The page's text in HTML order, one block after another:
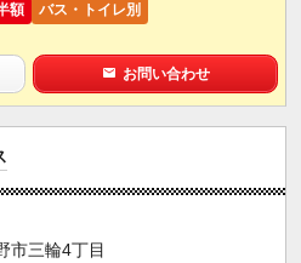
額
バス・トイレ別
お問い合わせ
市三輪4丁目